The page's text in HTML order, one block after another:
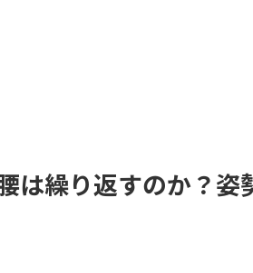
は繰り返すのか？姿